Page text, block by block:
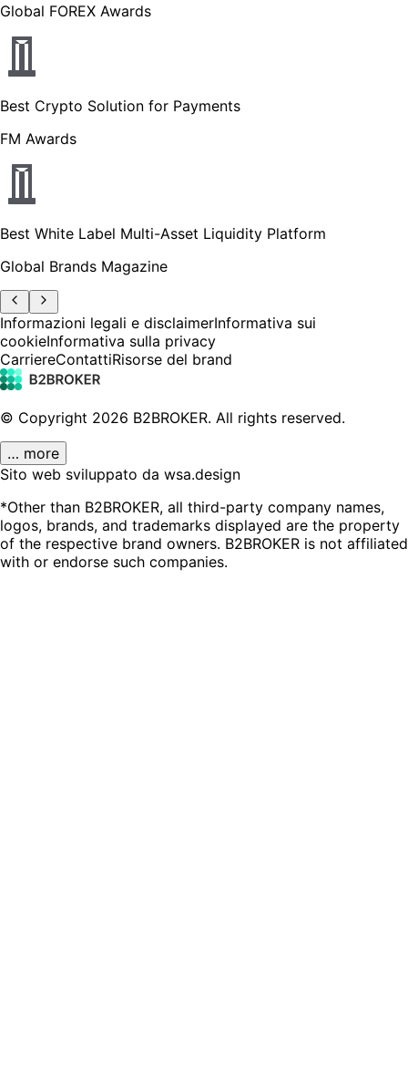
Global FOREX Awards
Best Crypto Solution for Payments
FM Awards
Best White Label Multi-Asset Liquidity Platform
Global Brands Magazine
Informazioni legali e disclaimerInformativa sui
cookieInformativa sulla privacy
CarriereContattiRisorse del brand
© Copyright 2026 B2BROKER. All rights reserved.
… more
Sito web sviluppato da wsa.design
*Other than B2BROKER, all third-party company names,
logos, brands, and trademarks displayed are the property
of the respective brand owners. B2BROKER is not affiliated
with or endorse such companies.